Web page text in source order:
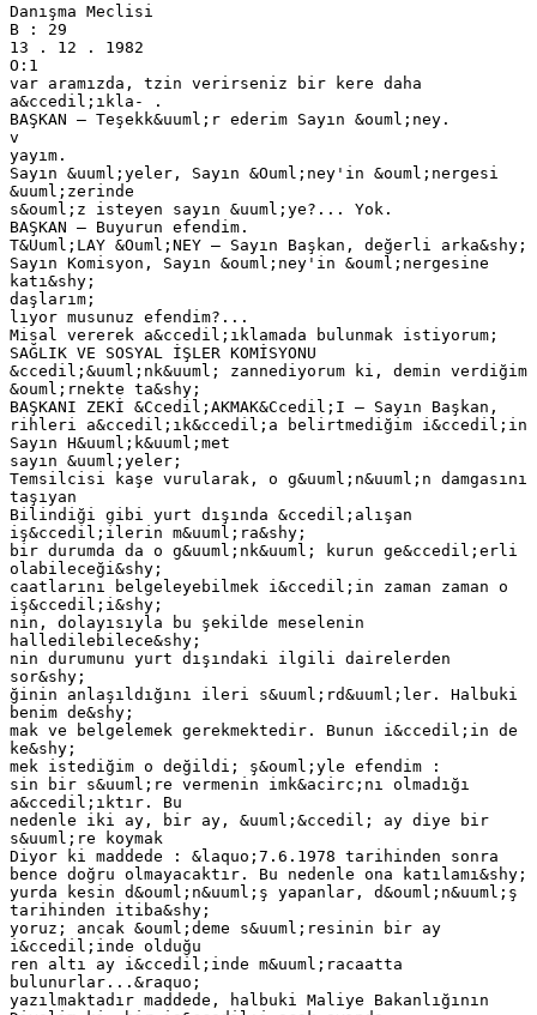
Danışma Meclisi
B : 29
13 . 12 . 1982
O:1
var aramızda, tzin verirseniz bir kere daha
a&ccedil;ıkla- .
BAŞKAN — Teşekk&uuml;r ederim Sayın &ouml;ney.
v
yayım.
Sayın &uuml;yeler, Sayın &Ouml;ney'in &ouml;nergesi
&uuml;zerinde
s&ouml;z isteyen sayın &uuml;ye?... Yok.
BAŞKAN — Buyurun efendim.
T&Uuml;LAY &Ouml;NEY — Sayın Başkan, değerli arka&shy;
Sayın Komisyon, Sayın &ouml;ney'in &ouml;nergesine
katı&shy;
daşlarım;
lıyor musunuz efendim?...
Misal vererek a&ccedil;ıklamada bulunmak istiyorum;
SAĞLIK VE SOSYAL İŞLER KOMİSYONU
&ccedil;&uuml;nk&uuml; zannediyorum ki, demin verdiğim
&ouml;rnekte ta&shy;
BAŞKANI ZEKİ &Ccedil;AKMAK&Ccedil;I — Sayın Başkan,
rihleri a&ccedil;ık&ccedil;a belirtmediğim i&ccedil;in
Sayın H&uuml;k&uuml;met
sayın &uuml;yeler;
Temsilcisi kaşe vurularak, o g&uuml;n&uuml;n damgasını
taşıyan
Bilindiği gibi yurt dışında &ccedil;alışan
iş&ccedil;ilerin m&uuml;ra&shy;
bir durumda da o g&uuml;nk&uuml; kurun ge&ccedil;erli
olabileceği&shy;
caatlarını belgeleyebilmek i&ccedil;in zaman zaman o
iş&ccedil;i&shy;
nin, dolayısıyla bu şekilde meselenin
halledilebilece&shy;
nin durumunu yurt dışındaki ilgili dairelerden
sor&shy;
ğinin anlaşıldığını ileri s&uuml;rd&uuml;ler. Halbuki
benim de&shy;
mak ve belgelemek gerekmektedir. Bunun i&ccedil;in de
ke&shy;
mek istediğim o değildi; ş&ouml;yle efendim :
sin bir s&uuml;re vermenin imk&acirc;nı olmadığı
a&ccedil;ıktır. Bu
nedenle iki ay, bir ay, &uuml;&ccedil; ay diye bir
s&uuml;re koymak
Diyor ki maddede : &laquo;7.6.1978 tarihinden sonra
bence doğru olmayacaktır. Bu nedenle ona katılamı&shy;
yurda kesin d&ouml;n&uuml;ş yapanlar, d&ouml;n&uuml;ş
tarihinden itiba&shy;
yoruz; ancak &ouml;deme s&uuml;resinin bir ay
i&ccedil;inde olduğu
ren altı ay i&ccedil;inde m&uuml;racaatta
bulunurlar...&raquo;
yazılmaktadır maddede, halbuki Maliye Bakanlığının